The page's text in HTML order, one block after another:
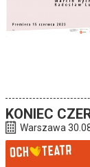
KONIEC
Warszawa